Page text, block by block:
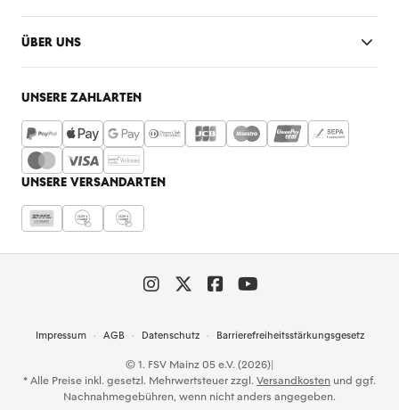
ÜBER UNS
UNSERE ZAHLARTEN
UNSERE VERSANDARTEN
Impressum AGB Datenschutz Barrierefreiheitsstärkungsgesetz
© 1. FSV Mainz 05 e.V. (2026)|
* Alle Preise inkl. gesetzl. Mehrwertsteuer zzgl. Versandkosten und ggf.
Nachnahmegebühren, wenn nicht anders angegeben.